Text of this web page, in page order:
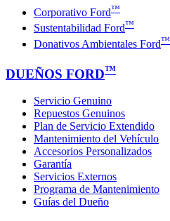
Corporativo Ford™
Sustentabilidad Ford™
Donativos Ambientales Ford™
DUEÑOS FORD™
Servicio Genuino
Repuestos Genuinos
Plan de Servicio Extendido
Mantenimiento del Vehículo
Accesorios Personalizados
Garantía
Servicios Externos
Programa de Mantenimiento
Guías del Dueño